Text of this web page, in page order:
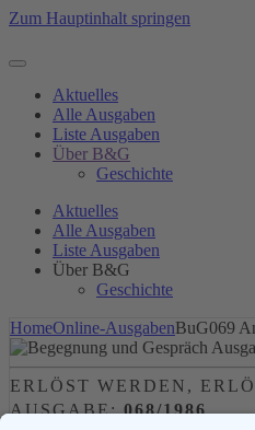
Zum Hauptinhalt springen
Aktuelles
Alle Ausgaben
Liste Ausgaben
Über B&G
Geschichte
Aktuelles
Alle Ausgaben
Liste Ausgaben
Über B&G
Geschichte
HomeOnline-AusgabenBuG069
ERLÖST WERDEN,
AUSGABE:068/1986